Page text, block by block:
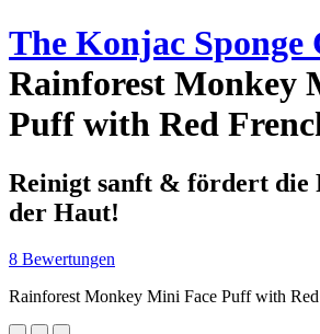
The Konjac Sponge
Rainforest Monkey
Puff with Red
Reinigt sanft & fördert die
der Haut!
8 Bewertungen
Rainforest Monkey Mini Face Puff with